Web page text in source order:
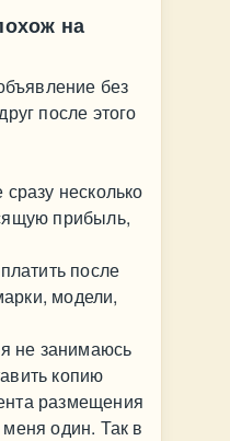
на
без
после этого
несколько
прибыль,
после
модели,
не занимаюсь
копию
размещения
один. Так в